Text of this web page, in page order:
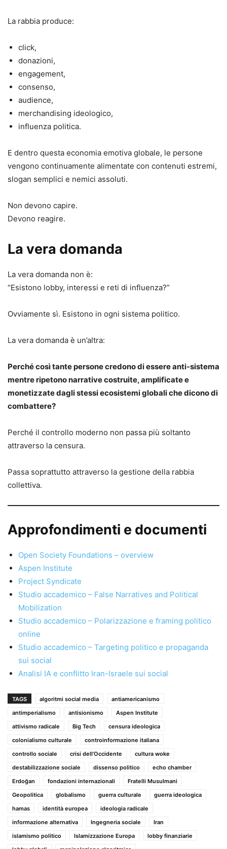
La rabbia produce:
click,
donazioni,
engagement,
consenso,
audience,
merchandising ideologico,
influenza politica.
E dentro questa economia emotiva globale, le persone
vengono continuamente alimentate con contenuti estremi,
slogan semplici e nemici assoluti.
Non devono capire.
Devono reagire.
La vera domanda
La vera domanda non è:
“Esistono lobby, interessi e reti di influenza?”
Ovviamente sì. Esistono in ogni sistema politico.
La vera domanda è un’altra:
Perché così tante persone credono di essere anti-sistema
mentre ripetono narrative costruite, amplificate e
monetizzate dagli stessi ecosistemi globali che dicono di
combattere?
Perché il controllo moderno non passa più soltanto
attraverso la censura.
Passa soprattutto attraverso la gestione della rabbia
collettiva.
Approfondimenti e documenti
Open Society Foundations – overview
Aspen Institute
Project Syndicate
Studio accademico – False Narratives and Political
Mobilization
Studio accademico – Polarizzazione e framing politico
online
Studio accademico – Targeting politico e propaganda
sui social
Analisi IA e conflitto Iran-Israele sui social
TAGS algoritmi social media
antiamericanismo
antimperialismo
antisionismo
Aspen Institute
attivismo radicale
Big Tech
censura ideologica
colonialismo culturale
controinformazione italiana
controllo sociale
crisi dell’Occidente
cultura woke
destabilizzazione sociale
dissenso politico
echo chamber
Erdoğan
fondazioni internazionali
Fratelli Musulmani
Geopolitica
globalismo guerra culturale
guerra ideologica
hamas
identità europea
ideologia radicale
informazione alternativa
Ingegneria sociale
Iran
islamismo politico
Islamizzazione Europa
lobby finanziarie